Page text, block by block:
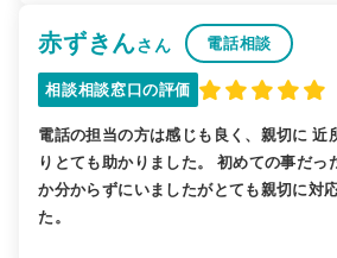
赤ずきんさん 電話相談
相談相談窓口の評価
電話の担当の方は感じも良く、親切に 近
りとても助かりました。 初めての事だっ
か分からずにいましたがとても親切に対
た。